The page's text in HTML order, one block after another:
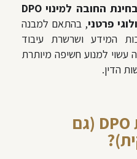
בחינת החובה למינוי DPO
פרטני, בהתאם למבנה
המידע ושרשרת עיבוד
עשוי למנוע חשיפה מיותרת
הדין.
מתי מומלץ למנות DPO (גם